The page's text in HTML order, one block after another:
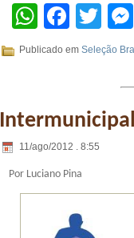
Publicado em Seleção
11/ago/2012 . 8:55
Por Luciano Pina